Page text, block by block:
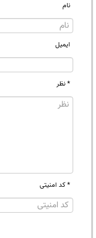
نام
ایمیل
* نظر
* کد امنیتی